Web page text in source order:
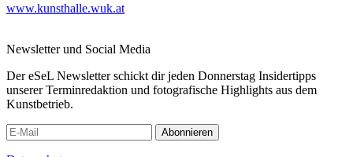
www.kunsthalle.wuk.at
Newsletter und Social Media
Der eSeL Newsletter schickt dir jeden Donnerstag Insidertipps
unserer Terminredaktion und fotografische Highlights aus dem
Kunstbetrieb.
Abonnieren